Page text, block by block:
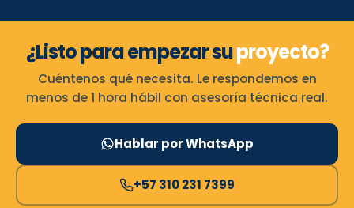
¿Listo para empezar suproyecto?
Cuéntenos qué necesita. Le respondemos en
menos de 1 hora hábil con asesoría técnica real.
Hablar por WhatsApp
+57 310 231 7399